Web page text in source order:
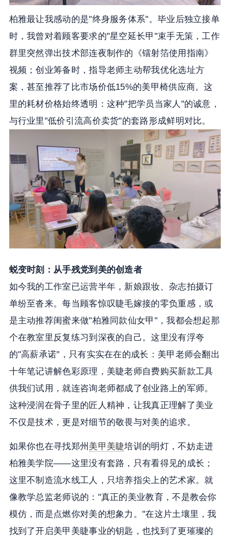
柏雅最让我感动的是"终身服务体系"。毕业后独立接单
时，我曾对着顾客要求的"星空延长甲"束手无策，工作
群里突然弹出技术部连夜制作的《镭射箔使用指南》
视频；创业筹备时，指导老师主动帮我优化选址方
案，甚至推荐了比市场价低15%的美甲椅供应商。这
里的耗材价格始终透明：这种"把学员当家人"的诚意，
与行业里"低价引流高价卖货"的套路形成鲜明对比。
蜕变时刻：从手残党到美的创造者
如今我的工作室已运营半年，新娘跟妆、杂志拍摄订
单纷至沓来。每当顾客惊叹睫毛嫁接的零负重感，或
是主动推荐闺蜜来做"柏雅同款仙女甲"，我都会想起那
个在教室里反复练习到深夜的自己。这里没有浮夸
的"高薪承诺"，只有实实在在的成长：美甲老师会翻出
十年笔记讲解色彩原理，美睫老师自费购买新款工具
供我们试用，就连咨询老师都成了创业路上的军师。
这种浸润在骨子里的匠人精神，让我真正理解了美业
不仅是技术，更是对细节的敬畏与对美的追求。
如果你也在寻找郑州 美甲美睫培训的明灯，不妨走进
柏雅美学院——这里没有套路，只有看得见的成长；
这里不制造流水线工人，只培养指尖上的艺术家。就
像教学总监老师说的："真正的美业教育，不是教会你
模仿，而是点燃你对美的想象力。"在这片土壤里，我
找到了开启美甲美睫事业的钥匙，也找到了更璀璨的